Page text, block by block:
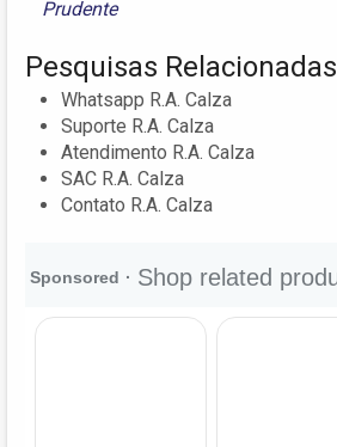
Prudente
Pesquisas Relacionadas
Whatsapp R.A. Calza
Suporte R.A. Calza
Atendimento R.A. Calza
SAC R.A. Calza
Contato R.A. Calza